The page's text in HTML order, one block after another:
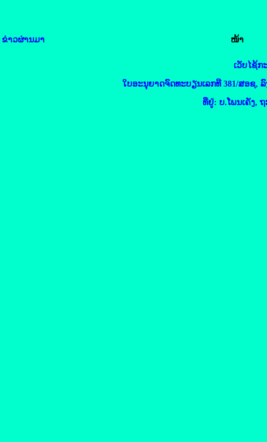
ຂ່າວຜ່ານມາ ໜ້າ
ເວັບໄຊ້ກ
ໃບອະນຸຍາດຈົດທະບຽນເລກທີ 381/ສອຊ, ລົ
ທີ່ຢູ່: ບ.ໂພນເຄັງ,